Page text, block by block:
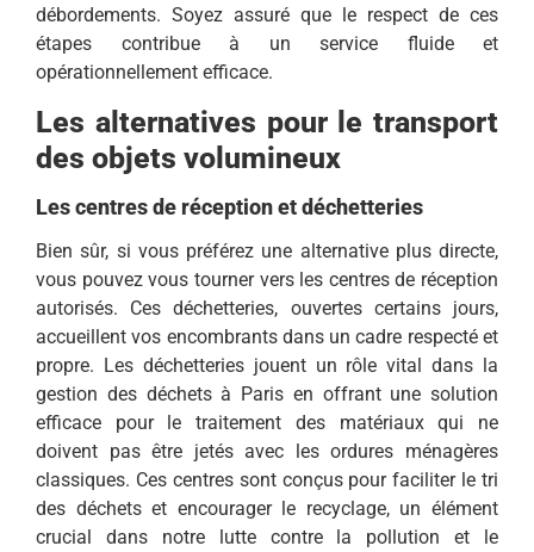
débordements. Soyez assuré que le respect de ces
étapes contribue à un service fluide et
opérationnellement efficace.
Les alternatives pour le transport
des objets volumineux
Les centres de réception et déchetteries
Bien sûr, si vous préférez une alternative plus directe,
vous pouvez vous tourner vers les centres de réception
autorisés. Ces déchetteries, ouvertes certains jours,
accueillent vos encombrants dans un cadre respecté et
propre. Les déchetteries jouent un rôle vital dans la
gestion des déchets à Paris en offrant une solution
efficace pour le traitement des matériaux qui ne
doivent pas être jetés avec les ordures ménagères
classiques. Ces centres sont conçus pour faciliter le tri
des déchets et encourager le recyclage, un élément
crucial dans notre lutte contre la pollution et le